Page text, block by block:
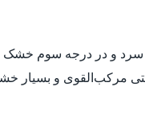
سرد و در درجه سوم
مرکب‌القوی و بسیار